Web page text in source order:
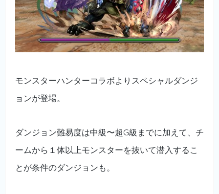
モンスターハンターコラボよりスペシャルダンジ
ョンが登場。
ダンジョン難易度は中級〜超G級までに加えて、チ
ームから１体以上モンスターを抜いて潜入するこ
とが条件のダンジョンも。